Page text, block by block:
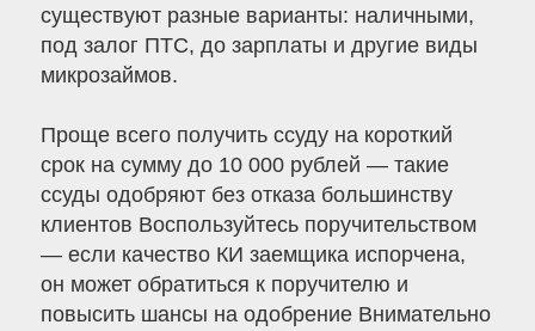
существуют разные варианты: наличными,
под залог ПТС, до зарплаты и другие виды
микрозаймов.
Проще всего получить ссуду на короткий
срок на сумму до 10 000 рублей — такие
ссуды одобряют без отказа большинству
клиентов Воспользуйтесь поручительством
— если качество КИ заемщика испорчена,
он может обратиться к поручителю и
повысить шансы на одобрение Внимательно